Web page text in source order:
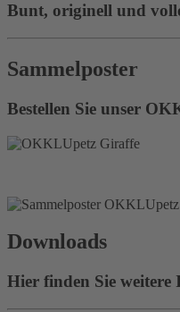
Bunt, originell und
Sammelposter
Bestellen Sie unser
Downloads
Hier finden Sie weitere